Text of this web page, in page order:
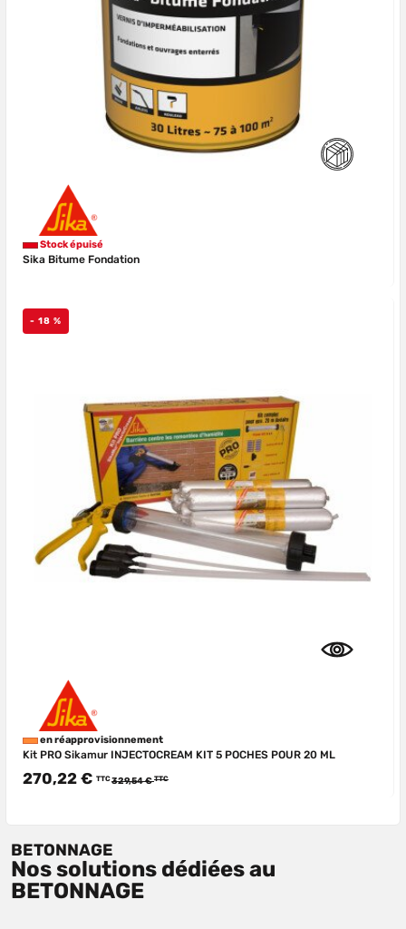
Stock épuisé
Sika Bitume Fondation
- 18 %
en réapprovisionnement
Kit PRO Sikamur INJECTOCREAM KIT 5 POCHES POUR 20 ML
270,22 € TTC329,54 € TTC
BETONNAGE
Nos solutions dédiées au
BETONNAGE